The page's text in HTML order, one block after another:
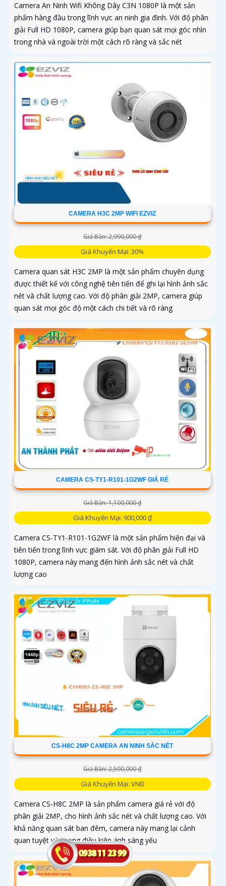
Camera An Ninh Wifi Không Dây C3N 1080P là một sản
phẩm hàng đầu trong lĩnh vực an ninh gia đình. Với độ phân
giải Full HD 1080P, camera giúp bạn quan sát mọi góc nhìn
trong nhà và ngoài trời một cách rõ ràng và sắc nét
CAMERA H3C 2MP WIFI EZVIZ
Giá Bán: 2,990,000 ₫
Giá Khuyến Mại: 30%
Camera quan sát H3C 2MP là một sản phẩm chuyên dụng
được thiết kế với công nghệ tiên tiến để ghi lại hình ảnh sắc
nét và chất lượng cao. Với độ phân giải 2MP, camera giúp
quan sát mọi góc độ một cách chi tiết và rõ ràng
CAMERA CS-TY1-R101-1G2WF GIÁ RẺ
Giá Bán: 1,100,000 ₫
Giá Khuyến Mại: 900,000 ₫
Camera CS-TY1-R101-1G2WF là một sản phẩm hiện đại và
tiên tiến trong lĩnh vực giám sát. Với độ phân giải Full HD
1080P, camera này mang đến hình ảnh sắc nét và chất
lượng cao
CS-H8C 2MP CAMERA AN NINH SẮC NÉT
Giá Bán: 2,590,000 ₫
Giá Khuyến Mại: VNĐ
Camera CS-H8C 2MP là sản phẩm camera giá rẻ với độ
phân giải 2MP, cho hình ảnh sắc nét và chất lượng cao. Với
khả năng quan sát ban đêm, camera này mang lại cảnh
quan tuyệt vời trong điều kiện ánh sáng yếu